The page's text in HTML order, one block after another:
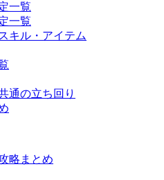
一覧
一覧
キル・アイテム
通の立ち回り
略まとめ